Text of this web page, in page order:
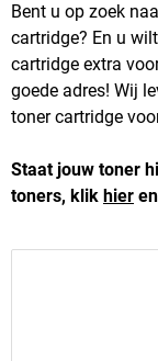
Bent u op zoek
cartridge? En u
cartridge extra
goede adres! Wij
toner cartridge
Staat jouw toner
toners, klik hier